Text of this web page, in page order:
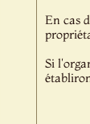
En cas
Si